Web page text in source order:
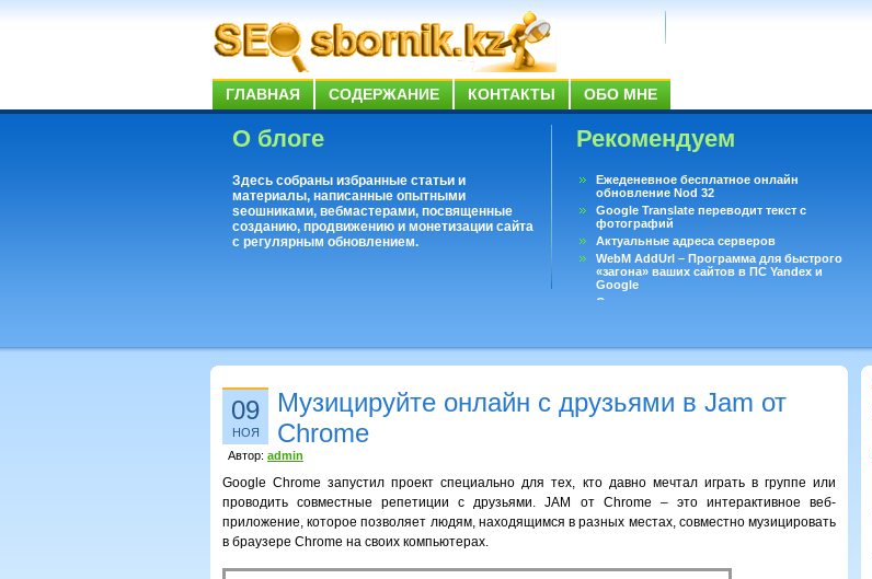
ГЛАВНАЯ СОДЕРЖАНИЕ КОНТАКТЫ ОБО МНЕ
О блоге
Здесь собраны избранные статьи и
материалы, написанные опытными
seoшниками, вебмастерами, посвященные
созданию, продвижению и монетизации сайта
с регулярным обновлением.
Рекомендуем
Ежеденевное бесплатное онлайн
обновление Nod 32
Google Translate переводит текст с
фотографий
Актуальные адреса серверов
WebM AddUrl – Программа для быстрого
«загона» ваших сайтов в ПС Yandex и
Google
Существует вопросы, на которые не может
09
НОЯ
Музицируйте онлайн с друзьями в Jam от
Chrome
Автор: admin
Google Chrome запустил проект специально для тех, кто давно мечтал играть в группе или
проводить совместные репетиции с друзьями. JAM от Chrome – это интерактивное веб-
приложение, которое позволяет людям, находящимся в разных местах, совместно музицировать
в браузере Chrome на своих компьютерах.